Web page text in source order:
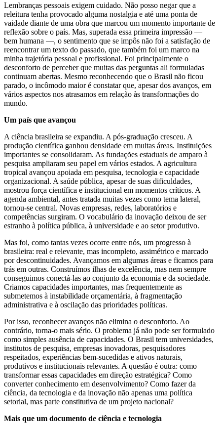
Lembranças pessoais exigem cuidado. Não posso negar que a
releitura tenha provocado alguma nostalgia e até uma ponta de
vaidade diante de uma obra que marcou um momento importante de
reflexão sobre o país. Mas, superada essa primeira impressão —
bem humana —, o sentimento que se impôs não foi a satisfação de
reencontrar um texto do passado, que também foi um marco na
minha trajetória pessoal e profissional. Foi principalmente o
desconforto de perceber que muitas das perguntas ali formuladas
continuam abertas. Mesmo reconhecendo que o Brasil não ficou
parado, o incômodo maior é constatar que, apesar dos avanços, em
vários aspectos nos atrasamos em relação às transformações do
mundo.
Um país que avançou
A ciência brasileira se expandiu. A pós-graduação cresceu. A
produção científica ganhou densidade em muitas áreas. Instituições
importantes se consolidaram. As fundações estaduais de amparo à
pesquisa ampliaram seu papel em vários estados. A agricultura
tropical avançou apoiada em pesquisa, tecnologia e capacidade
organizacional. A saúde pública, apesar de suas dificuldades,
mostrou força científica e institucional em momentos críticos. A
agenda ambiental, antes tratada muitas vezes como tema lateral,
tornou-se central. Novas empresas, redes, laboratórios e
competências surgiram. O vocabulário da inovação deixou de ser
estranho à política pública, à universidade e ao setor produtivo.
Mas foi, como tantas vezes ocorre entre nós, um progresso à
brasileira: real e relevante, mas incompleto, assimétrico e marcado
por descontinuidades. Avançamos em algumas áreas e ficamos para
trás em outras. Construímos ilhas de excelência, mas nem sempre
conseguimos conectá-las ao conjunto da economia e da sociedade.
Criamos capacidades importantes, mas frequentemente as
submetemos à instabilidade orçamentária, à fragmentação
administrativa e à oscilação das prioridades políticas.
Por isso, reconhecer avanços não elimina o desconforto. Ao
contrário, torna-o mais sério. O problema já não pode ser formulado
como simples ausência de capacidades. O Brasil tem universidades,
institutos de pesquisa, empresas inovadoras, pesquisadores
respeitados, experiências bem-sucedidas e ativos naturais,
produtivos e institucionais relevantes. A questão é outra: como
transformar essas capacidades em direção estratégica? Como
converter conhecimento em desenvolvimento? Como fazer da
ciência, da tecnologia e da inovação não apenas uma política
setorial, mas parte constitutiva de um projeto nacional?
Mais que um documento de ciência e tecnologia